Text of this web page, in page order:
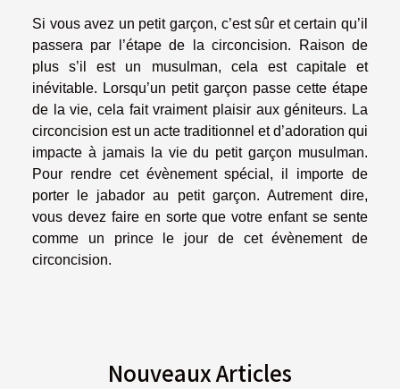
Si vous avez un petit garçon, c’est sûr et certain qu’il
passera par l’étape de la circoncision. Raison de
plus s’il est un musulman, cela est capitale et
inévitable. Lorsqu’un petit garçon passe cette étape
de la vie, cela fait vraiment plaisir aux géniteurs. La
circoncision est un acte traditionnel et d’adoration qui
impacte à jamais la vie du petit garçon musulman.
Pour rendre cet évènement spécial, il importe de
porter le jabador au petit garçon. Autrement dire,
vous devez faire en sorte que votre enfant se sente
comme un prince le jour de cet évènement de
circoncision.
Nouveaux Articles